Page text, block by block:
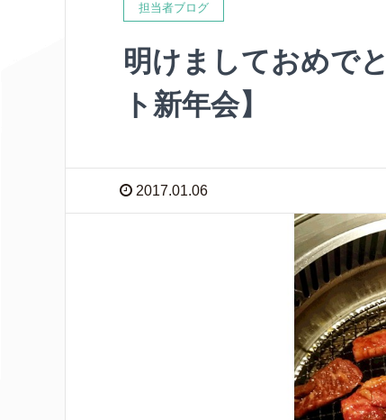
担当者ブログ
明けましておめで
ト新年会】
2017.01.06